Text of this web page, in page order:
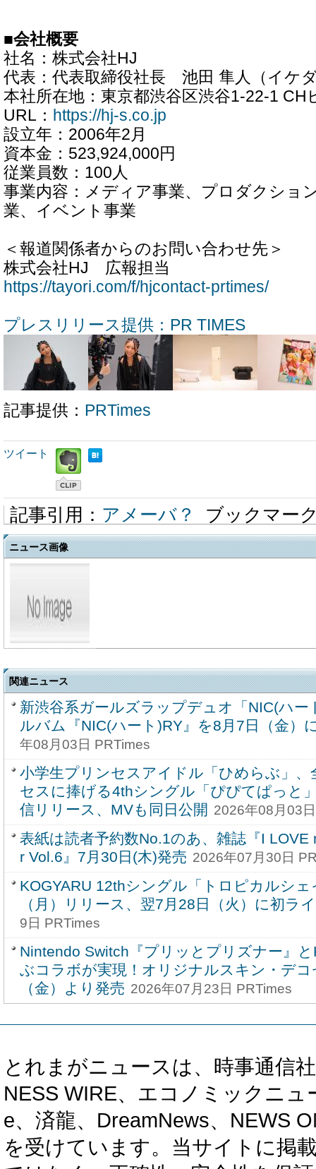
■会社概要
社名：株式会社HJ
代表：代表取締役社長 池田 隼人（イケ
本社所在地：東京都渋谷区渋谷1-22-1 CH
URL： https://hj-s.co.jp
設立年：2006年2月
資本金：523,924,000円
従業員数：100人
事業内容：メディア事業、プロダクショ
業、イベント事業
＜報道関係者からのお問い合わせ先＞
株式会社HJ 広報担当
https://tayori.com/f/hjcontact-prtimes/
プレスリリース提供：PR TIMES
記事提供： PRTimes
ツイート
記事引用： アメーバ？ ブックマー
ニュース画像
関連ニュース
新渋谷系ガールズラップデュオ「NIC(ハー
ルバム『NIC(ハート)RY』を8月7日（金）
年08月03日 PRTimes
小学生プリンセスアイドル「ひめらぶ」
セスに捧げる4thシングル「ぴぴてぱっと
信リリース、MVも同日公開 2026年08月03
表紙は読者予約数No.1のあ、雑誌『I
r Vol.6』7月30日(木)発売 2026年07月30日
KOGYARU 12thシングル「トロピカルシ
（月）リリース、翌7月28日（火）に初ラ
9日 PRTimes
Nintendo Switch『プリッとプリズナー』
ぶコラボが実現！オリジナルスキン・デ
（金）より発売 2026年07月23日 PRTimes
とれまがニュースは、時事通信
NESS WIRE、エコノミックニ
e、済龍、DreamNews、NEWS
を受けています。当サイトに掲